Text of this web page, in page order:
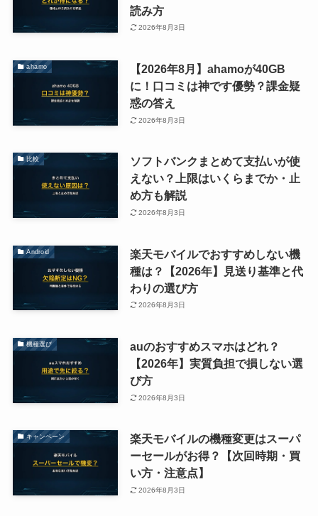
読み方
2026年8月3日
ahamo
【2026年8月】ahamoが40GB
に！口コミは神です優勢？課金疑
惑の答え
2026年8月3日
比較
ソフトバンクまとめて支払いが使
えない？上限はいくらまでか・止
め方も解説
2026年8月3日
Android
楽天モバイルでおすすめしない機
種は？【2026年】見送り基準と代
わりの選び方
2026年8月3日
機種選び
auのおすすめスマホはどれ？
【2026年】実質負担で損しない選
び方
2026年8月3日
キャンペーン
楽天モバイルの機種変更はスーパ
ーセールがお得？【次回時期・買
い方・注意点】
2026年8月3日